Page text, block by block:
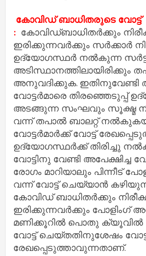
കോവിഡ് ബാധിതരുടെ വോട്ട്
: കോവിഡ്ബാധിതർക്കും
ഇരിക്കുന്നവർക്കും സർക്കാർ
ഉദ്യോഗസ്ഥർ നൽകുന്ന
അടിസ്ഥാനത്തിലായിരിക്കും
അനുവദിക്കുക. ഇതിനുവേണ്ടി
വോട്ടർമാരെ തിരഞ്ഞെടുപ്പ്
അടങ്ങുന്ന സംഘവും സൂക്ഷ്മ
വന്ന് തപാൽ ബാലറ്റ്
വോട്ടർമാർക്ക് വോട്ട്
ഉദ്യോഗസ്ഥർക്ക് തിരിച്ചു
വോട്ടിനു വേണ്ടി അപേക്ഷിച്ച
രോഗം മാറിയാലും പിന്നീട്
വന്ന് വോട്ട് ചെയ്യാൻ
കോവിഡ് ബാധിതർക്കും
ഇരിക്കുന്നവർക്കും പോളിംഗ്
മണിക്കൂറിൽ പൊതു ക്യൂവിൽ
വോട്ട് ചെയ്തതിനുശേഷം
രേഖപ്പെടുത്താവുന്നതാണ്.